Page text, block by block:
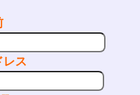
レス